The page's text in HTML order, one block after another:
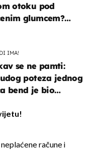
otoku pod
glumcem?
IMA!
se ne pamti:
poteza jednog
bend je bio
račune i